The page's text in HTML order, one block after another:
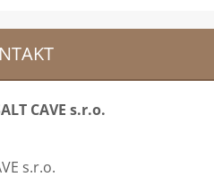
CAVE s.r.o.
s.r.o.